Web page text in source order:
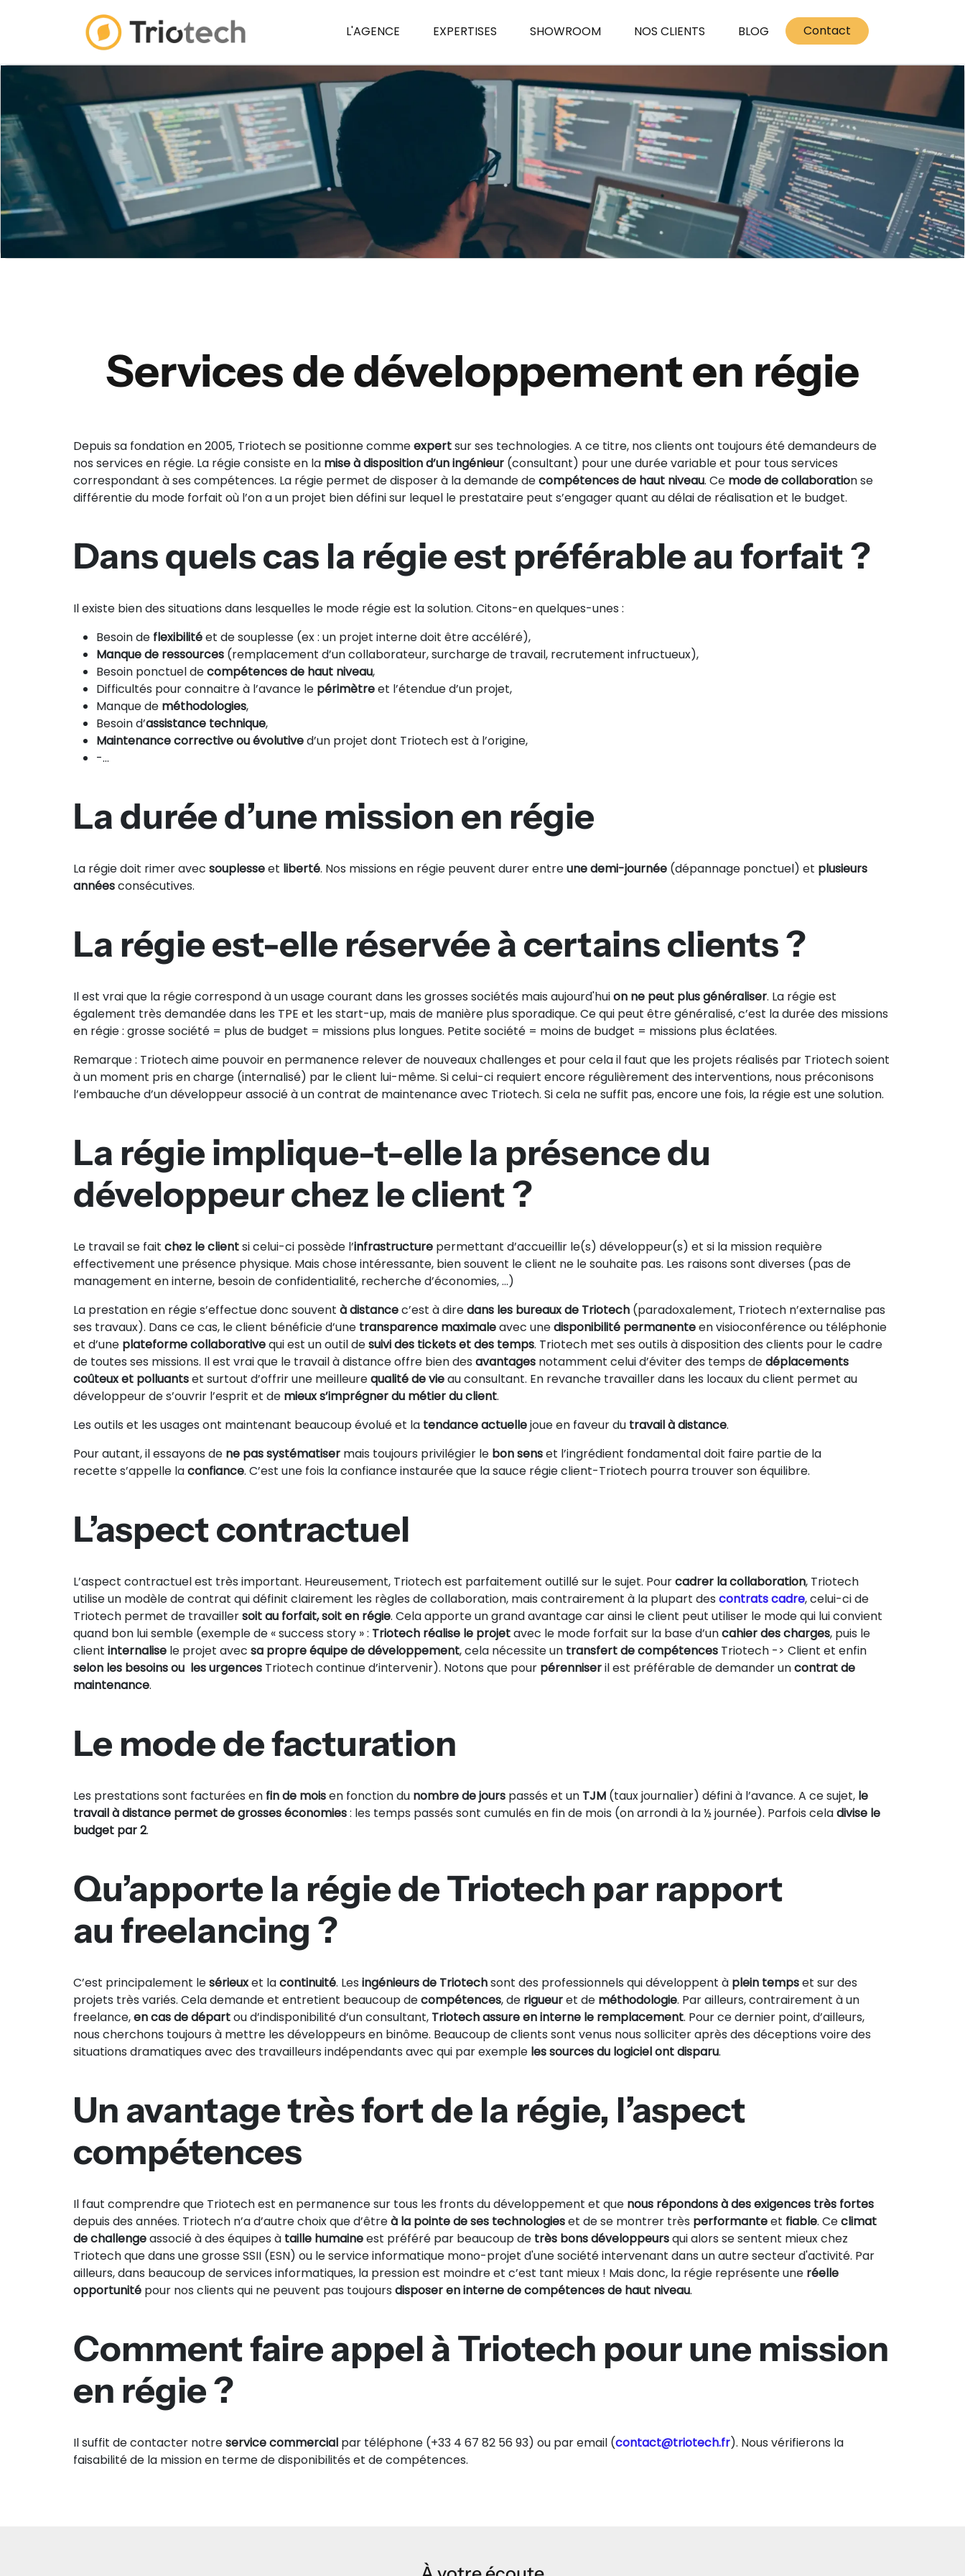
L'AGENCE EXPERTISES SHOWROOM NOS CLIENTS BLOG Contact
Services de développement en régie
Depuis sa fondation en 2005, Triotech se positionne commeexpertsur ses technologies. A ce titre, nos clients ont toujours été demandeurs de
nos services en régie. La régie consiste en la mise à disposition d’un ingénieur (consultant) pour une durée variable et pour tous services
correspondant à ses compétences. La régie permet de disposer à la demande decompétences de haut niveau. Ce mode de collaboration se
différentie du mode forfait où l’on a un projet bien défini sur lequel le prestataire peut s’engager quant au délai de réalisation et le budget.
Dans quels cas la régie est préférable au forfait ?
Il existe bien des situations dans lesquelles le mode régie est la solution. Citons-en quelques-unes :
Besoin de flexibilitéet de souplesse (ex : un projet interne doit être accéléré),
Manque de ressources (remplacement d’un collaborateur, surcharge de travail, recrutement infructueux),
Besoin ponctuel decompétences de haut niveau,
Difficultés pour connaitre à l’avance le périmètreet l’étendue d’un projet,
Manque de méthodologies,
Besoin d’assistance technique,
Maintenance corrective ou évolutived’un projet dont Triotech est à l’origine,
-…
La durée d’une mission en régie
La régie doit rimer avec souplesseet liberté. Nos missions en régie peuvent durer entreune demi-journée (dépannage ponctuel) et plusieurs
annéesconsécutives.
La régie est-elle réservée à certains clients ?
Il est vrai que la régie correspond à un usage courant dans les grosses sociétés mais aujourd'huion ne peut plus généraliser. La régie est
également très demandée dans les TPE et les start-up, mais de manière plus sporadique. Ce qui peut être généralisé, c’est la durée des missions
en régie : grosse société = plus de budget = missions plus longues. Petite société = moins de budget = missions plus éclatées.
Remarque : Triotech aime pouvoir en permanence relever de nouveaux challenges et pour cela il faut que les projets réalisés par Triotech soient
à un moment pris en charge (internalisé) par le client lui-même. Si celui-ci requiert encore régulièrement des interventions, nous préconisons
l’embauche d’un développeur associé à un contrat de maintenance avec Triotech. Si cela ne suffit pas, encore une fois, la régie est une solution.
La régie implique-t-elle la présence du
développeur chez le client ?
Le travail se fait chez le clientsi celui-ci possède l’infrastructure permettant d’accueillir le(s) développeur(s) et si la mission requière
effectivement une présence physique. Mais chose intéressante, bien souvent le client ne le souhaite pas. Les raisons sont diverses (pas de
management en interne, besoin de confidentialité, recherche d’économies, …)
La prestation en régie s’effectue donc souvent à distancec’est à diredans les bureaux de Triotech (paradoxalement, Triotech n’externalise pas
ses travaux). Dans ce cas, le client bénéficie d’une transparence maximaleavec unedisponibilité permanenteen visioconférence ou téléphonie
et d’une plateforme collaborativequi est un outil desuivi des tickets et des temps. Triotech met ses outils à disposition des clients pour le cadre
de toutes ses missions. Il est vrai que le travail à distance offre bien des avantages notamment celui d’éviter des temps dedéplacements
coûteux et polluantset surtout d’offrir une meilleurequalité de vieau consultant. En revanche travailler dans les locaux du client permet au
développeur de s’ouvrir l’esprit et de mieux s’imprégner du métier du client.
Les outils et les usages ont maintenant beaucoup évolué et la tendance actuellejoue en faveur du travail à distance.
Pour autant, il essayons de ne pas systématiser mais toujours privilégier le bon senset l’ingrédient fondamental doit faire partie de la
recette s’appelle laconfiance. C’est une fois la confiance instaurée que la sauce régie client-Triotech pourra trouver son équilibre.
L’aspect contractuel
L’aspect contractuel est très important. Heureusement, Triotech est parfaitement outillé sur le sujet. Pourcadrer la collaboration, Triotech
utilise un modèle de contrat qui définit clairement les règles de collaboration, mais contrairement à la plupart des contrats cadre, celui-ci de
Triotech permet de travaillersoit au forfait, soit en régie. Cela apporte un grand avantage car ainsi le client peut utiliser le mode qui lui convient
quand bon lui semble (exemple de « success story » : Triotech réalise le projetavec le mode forfait sur la base d’uncahier des charges, puis le
client internalise le projet avec sa propre équipe de développement, cela nécessite un transfert de compétences Triotech -> Client et enfin
selon les besoins ou les urgences Triotech continue d’intervenir). Notons que pour pérenniseril est préférable de demander uncontrat de
maintenance.
Le mode de facturation
Les prestations sont facturées en fin de moisen fonction du nombre de jours passés et un TJM (taux journalier) défini à l’avance. A ce sujet, le
travail à distance permet de grosses économies: les temps passés sont cumulés en fin de mois (on arrondi à la ½ journée). Parfois celadivise le
budget par 2.
Qu’apporte la régie de Triotech par rapport
au freelancing ?
C’est principalement lesérieuxet lacontinuité. Les ingénieurs de Triotechsont des professionnels qui développent à plein tempset sur des
projets très variés. Cela demande et entretient beaucoup decompétences, de rigueuret de méthodologie. Par ailleurs, contrairement à un
freelance,en cas de départou d’indisponibilité d’un consultant, Triotech assure en interne le remplacement. Pour ce dernier point, d’ailleurs,
nous cherchons toujours à mettre les développeurs en binôme. Beaucoup de clients sont venus nous solliciter après des déceptions voire des
situations dramatiques avec des travailleurs indépendants avec qui par exemple les sources du logiciel ont disparu.
Un avantage très fort de la régie, l’aspect
compétences
Il faut comprendre que Triotech est en permanence sur tous les fronts du développement et que nous répondons à desexigences très fortes
depuis des années. Triotech n’a d’autre choix que d’êtreà la pointe de ses technologieset de se montrer très performanteet fiable. Ceclimat
de challengeassocié à des équipes à taille humaineest préféré par beaucoup de très bons développeursqui alors se sentent mieux chez
Triotech que dans une grosse SSII (ESN) ou le service informatique mono-projet d'une société intervenant dans un autre secteur d'activité. Par
ailleurs, dans beaucoup de services informatiques, la pression est moindre et c’est tant mieux ! Mais donc, la régie représente une réelle
opportunité pour nos clients qui ne peuvent pas toujours disposer en interne de compétences de haut niveau.
Comment faire appel à Triotech pour une mission
en régie ?
Il suffit de contacter notreservice commercial par téléphone (+33 4 67 82 56 93) ou par email (contact@triotech.fr). Nous vérifierons la
faisabilité de la mission en terme de disponibilités et de compétences.